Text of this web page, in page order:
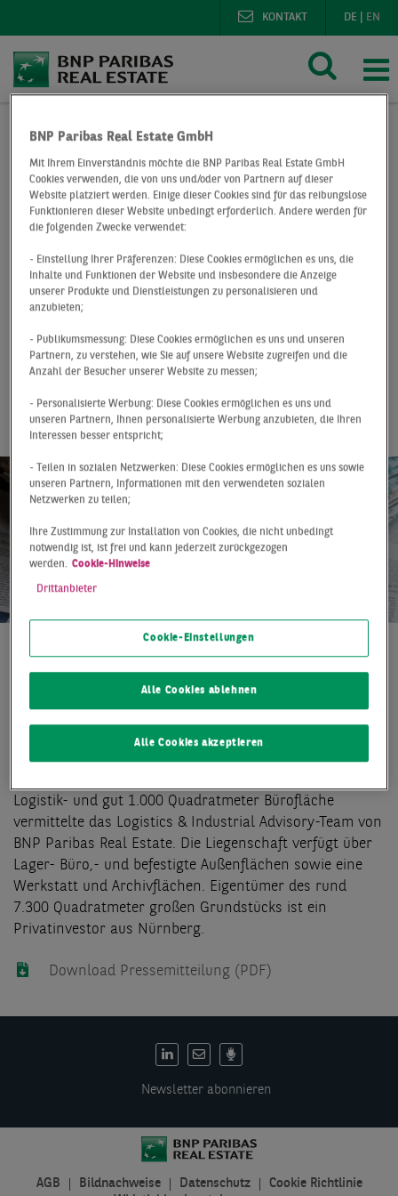
DE EN
KONTAKT
BNP Paribas Real Estate Presse
Deals
Logistikimmobilie in Frankfurt-Seckbach über BNP
Logistikimmobilie
in Frankfurt-
Seckbach über BNP
Paribas Real Estate
vermietet
Pressemitteilung
01.12.2020
Die 2VN Immo Concito GmbH aus dem rheinland-
N. Lugmann und V. Schicker mietete die Logistikanlage
in der Gwinnerstraße 7–9 in Frankfurt-Seckbach. Den
Logistik- und gut 1.000 Quadratmeter Bürofläche
vermittelte das Logistics & Industrial Advisory-Team von
BNP Paribas Real Estate. Die Liegenschaft verfügt über
Lager- Büro,- und befestigte Außenflächen sowie eine
Werkstatt und Archivflächen. Eigentümer des rund
7.300 Quadratmeter großen Grundstücks ist ein
Privatinvestor aus Nürnberg.
Download Pressemitteilung (PDF)
Newsletter abonnieren
DE:
AGB Bildnachweise Datenschutz
Cookie Richtlinie
BNP Paribas Real Estate GmbH
Mit Ihrem Einverständnis möchte die BNP Paribas Real Estate GmbH
Cookies verwenden, die von uns und/oder von Partnern auf dieser
Website platziert werden. Einige dieser Cookies sind für das reibungslose
Funktionieren dieser Website unbedingt erforderlich. Andere werden für
die folgenden Zwecke verwendet:
- Einstellung Ihrer Präferenzen: Diese Cookies ermöglichen es uns, die
Inhalte und Funktionen der Website und insbesondere die Anzeige
unserer Produkte und Dienstleistungen zu personalisieren und
anzubieten;
- Publikumsmessung: Diese Cookies ermöglichen es uns und unseren
Partnern, zu verstehen, wie Sie auf unsere Website zugreifen und die
Anzahl der Besucher unserer Website zu messen;
- Personalisierte Werbung: Diese Cookies ermöglichen es uns und
unseren Partnern, Ihnen personalisierte Werbung anzubieten, die Ihren
Interessen besser entspricht;
- Teilen in sozialen Netzwerken: Diese Cookies ermöglichen es uns sowie
unseren Partnern, Informationen mit den verwendeten sozialen
Netzwerken zu teilen;
Ihre Zustimmung zur Installation von Cookies, die nicht unbedingt
notwendig ist, ist frei und kann jederzeit zurückgezogen
werden. Cookie-Hinweise
Drittanbieter
Cookie-Einstellungen
Alle Cookies ablehnen
Alle Cookies akzeptieren